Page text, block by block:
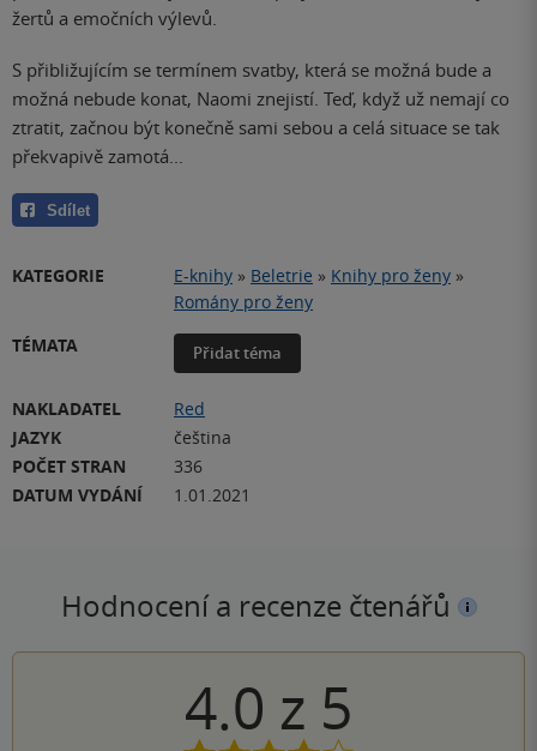
žertů a emočních výlevů.
S přibližujícím se termínem svatby, která se možná bude a
možná nebude konat, Naomi znejistí. Teď, když už nemají co
ztratit, začnou být konečně sami sebou a celá situace se tak
překvapivě zamotá...
Sdílet
KATEGORIE E-knihy » Beletrie » Knihy pro ženy »
Romány pro ženy
TÉMATA
Přidat téma
NAKLADATEL
Red
JAZYK
čeština
POČET STRAN
336
DATUM VYDÁNÍ
1.01.2021
Hodnocení a recenze čtenářů
4.0 z 5